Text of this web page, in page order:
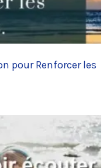
pour Renforcer les